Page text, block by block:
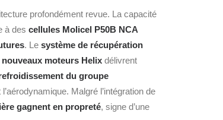
profondément revue. La capacité
à des cellules Molicel P50B NCA
. Le système de récupération
nouveaux moteurs Helix délivrent
du groupe
Malgré l’intégration de
gagnent en propreté, signe d’une